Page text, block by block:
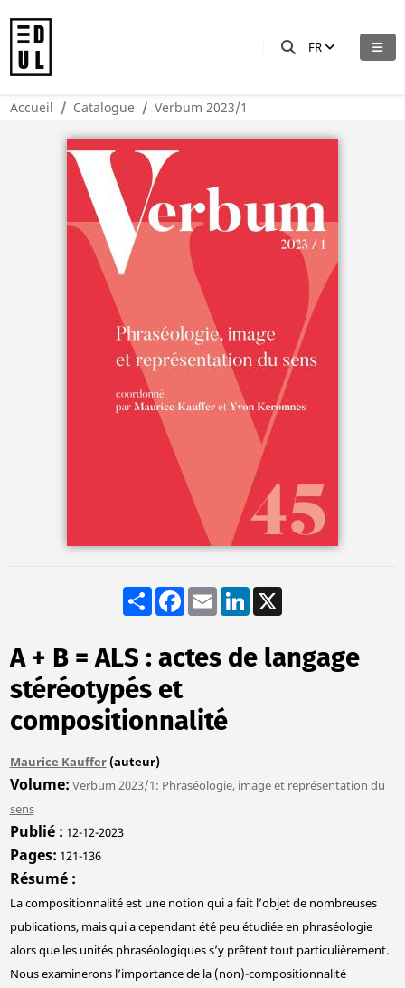
FR
Accueil Catalogue Verbum 2023/1
Share Facebook
Email LinkedIn
A + B = ALS : actes de langage
stéréotypés et
compositionnalité
Maurice Kauffer(auteur)
Volume Verbum 2023/1: Phraséologie, image et représentation du
sens
Publié 12-12-2023
Pages 121-136
Résumé
La compositionnalité est une notion qui a fait l’objet de nombreuses
publications, mais qui a cependant été peu étudiée en phraséologie
alors que les unités phraséologiques s’y prêtent tout particulièrement.
Nous examinerons l’importance de la (non)-compositionnalité